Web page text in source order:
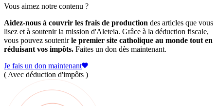
Vous aimez notre contenu ?
Aidez-nous à couvrir les frais de production des articles que vous
lisez et à soutenir la mission d'Aleteia. Grâce à la déduction fiscale,
vous pouvez soutenirle premier site catholique au monde tout en
réduisant vos impôts. Faites un don dès maintenant.
Je fais un don maintenant
( Avec déduction d'impôts )